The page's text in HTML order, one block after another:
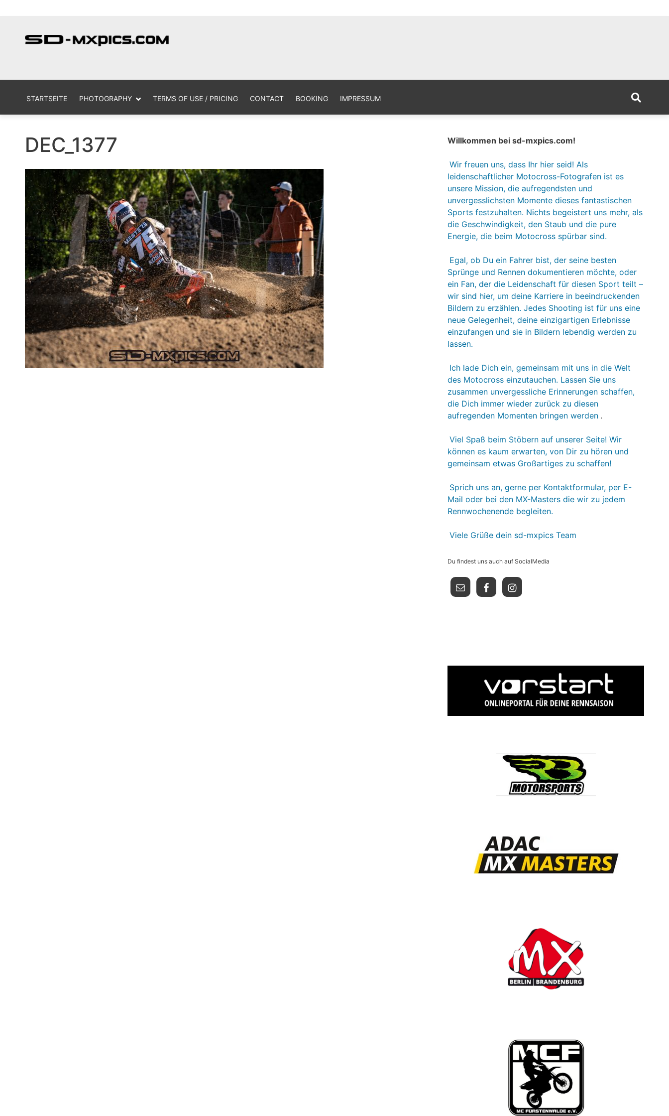
content
STARTSEITE PHOTOGRAPHY TERMS OF USE / PRICING CONTACT BOOKING IMPRESSUM
DEC_1377 Willkommen bei sd-mxpics.com!
Wir freuen uns, dass Ihr hier seid! Als
leidenschaftlicher Motocross-Fotografen ist es
unsere Mission, die aufregendsten und
unvergesslichsten Momente dieses fantastischen
Sports festzuhalten. Nichts begeistert uns mehr, als
die Geschwindigkeit, den Staub und die pure
Energie, die beim Motocross spürbar sind.
Egal, ob Du ein Fahrer bist, der seine besten
Sprünge und Rennen dokumentieren möchte, oder
ein Fan, der die Leidenschaft für diesen Sport teilt –
wir sind hier, um deine Karriere in beeindruckenden
Bildern zu erzählen. Jedes Shooting ist für uns eine
neue Gelegenheit, deine einzigartigen Erlebnisse
einzufangen und sie in Bildern lebendig werden zu
lassen.
Ich lade Dich ein, gemeinsam mit uns in die Welt
des Motocross einzutauchen. Lassen Sie uns
zusammen unvergessliche Erinnerungen schaffen,
die Dich immer wieder zurück zu diesen
aufregenden Momenten bringen werden .
Viel Spaß beim Stöbern auf unserer Seite! Wir
können es kaum erwarten, von Dir zu hören und
gemeinsam etwas Großartiges zu schaffen!
Sprich uns an, gerne per Kontaktformular, per E-
Mail oder bei den MX-Masters die wir zu jedem
Rennwochenende begleiten.
Viele Grüße dein sd-mxpics Team
Du findest uns auch auf SocialMedia